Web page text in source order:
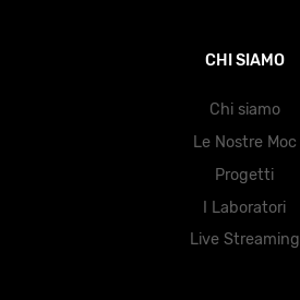
CHI SIAMO
Chi siamo
Le Nostre Moc
Progetti
I Laboratori
Live Streaming